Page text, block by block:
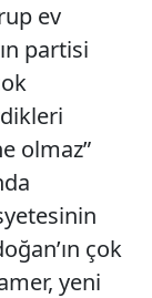
ev
partisi
olmaz”
çok
yeni